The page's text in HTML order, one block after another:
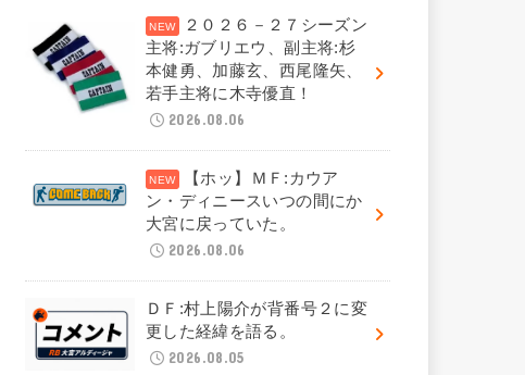
２０２６－２７シーズン
主将:ガブリエウ、副主将:杉
本健勇、加藤玄、西尾隆矢、
若手主将に木寺優直！
2026.08.06
【ホッ】ＭＦ:カウア
ン・ディニースいつの間にか
大宮に戻っていた。
2026.08.06
ＤＦ:村上陽介が背番号２に変
更した経緯を語る。
2026.08.05